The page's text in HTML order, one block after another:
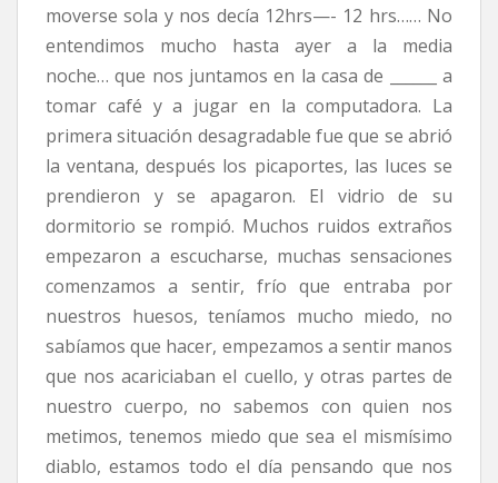
moverse sola y nos decía 12hrs—- 12 hrs…… No
entendimos mucho hasta ayer a la media
noche… que nos juntamos en la casa de ______ a
tomar café y a jugar en la computadora. La
primera situación desagradable fue que se abrió
la ventana, después los picaportes, las luces se
prendieron y se apagaron. El vidrio de su
dormitorio se rompió. Muchos ruidos extraños
empezaron a escucharse, muchas sensaciones
comenzamos a sentir, frío que entraba por
nuestros huesos, teníamos mucho miedo, no
sabíamos que hacer, empezamos a sentir manos
que nos acariciaban el cuello, y otras partes de
nuestro cuerpo, no sabemos con quien nos
metimos, tenemos miedo que sea el mismísimo
diablo, estamos todo el día pensando que nos